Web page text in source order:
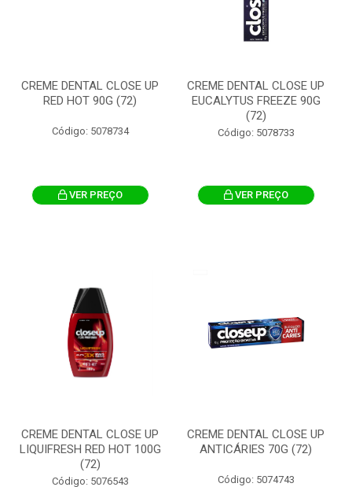
CREME DENTAL CLOSE UP
RED HOT 90G (72)
Código: 5078734
VER PREÇO
CREME DENTAL CLOSE UP
EUCALYTUS FREEZE 90G
(72)
Código: 5078733
VER PREÇO
CREME DENTAL CLOSE UP
LIQUIFRESH RED HOT 100G
(72)
Código: 5076543
CREME DENTAL CLOSE UP
ANTICÁRIES 70G (72)
Código: 5074743